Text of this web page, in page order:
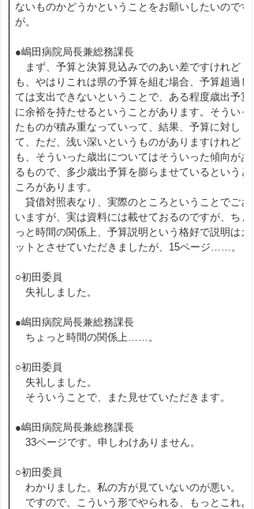
ないものかどうかということをお願いしたいのです
が。
●嶋田病院局長兼総務課長
まず、予算と決算見込みでのあい差ですけれど
も、やはりこれは県の予算を組む場合、予算超過し
ては支出できないということで、ある程度歳出予算
に余裕を持たせるということがあります。そういっ
たものが積み重なっていって、結果、予算に対し
て、ただ、浅い深いというものがありますけれど
も、そういった歳出についてはそういった傾向があ
るもので、多少歳出予算を膨らませているというと
ころがあります。
貸借対照表なり、実際のところということでござ
いますが、実は資料には載せておるのですが、ちょ
っと時間の関係上、予算説明という格好で説明はカ
ットとさせていただきましたが、15ページ……。
○初田委員
失礼しました。
●嶋田病院局長兼総務課長
ちょっと時間の関係上……。
○初田委員
失礼しました。
そういうことで、また見せていただきます。
●嶋田病院局長兼総務課長
33ページです。申しわけありません。
○初田委員
わかりました。私の方が見ていないのが悪い。
ですので、こういう形でやられる、もっとこれよ